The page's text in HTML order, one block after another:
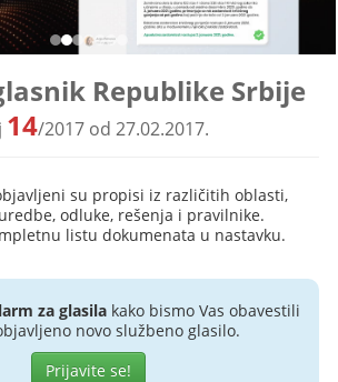
Republike Srbije
14/2017 od 27.02.2017.
su propisi iz različitih oblasti,
odluke, rešenja i pravilnike.
listu dokumenata u nastavku.
za glasilakako bismo Vas obavestili
novo službeno glasilo.
Prijavite se!